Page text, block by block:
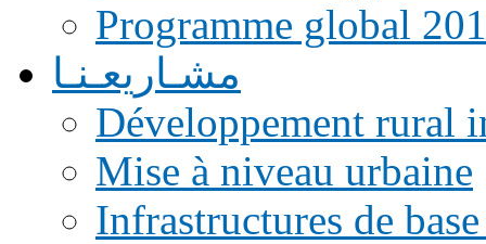
Programme global
مشـاريعـنـا
Développement rural
Mise à niveau urbaine
Infrastructures de